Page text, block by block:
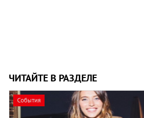
ЧИТАЙТЕ В РАЗДЕЛЕ
События